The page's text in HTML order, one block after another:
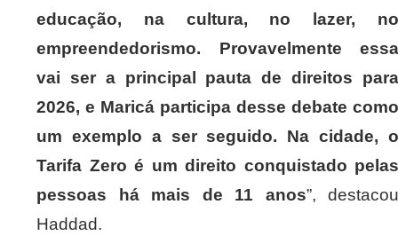
educação, na cultura, no lazer, no
empreendedorismo. Provavelmente essa
vai ser a principal pauta de direitos para
2026, e Maricá participa desse debate como
um exemplo a ser seguido. Na cidade, o
Tarifa Zero é um direito conquistado pelas
pessoas há mais de 11 anos”, destacou
Haddad.